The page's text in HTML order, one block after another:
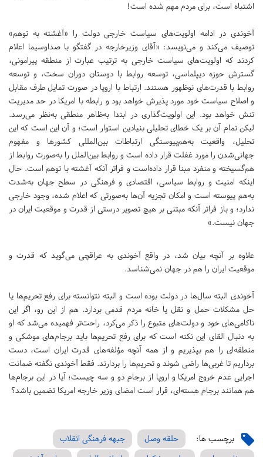
اشتباه است، برای مردم مهم شده است!
آخوندی در ادامه اولویت‌های سیاست خارجی دولت را «آغشته به توهم»
توصیف می‌کند و می‌نویسد: «آقای وزیرخارجه در گفتگو با صداوسیما اعلام
کردند که اولویت‌های سیاست خارجی به ترتیب عبارت از منطقه پیرامونی،
گسترش حوزه دیپلماسی، توسعه روابط با دوستان دوران سخت، و توسعه
روابط با قدرت‌های نوظهور هستند. ارتباط با اروپا در صورت تمایل طرف مقابل
و اصلاح سیاست خود مورد پذیرش خواهد بود و رابطه با امریکا در حد مدیریت
تنش خواهد بود. این اولویت‌گذاری در ابتدا به‌ظاهر منطقی به‌نظر می‌رسد.
لیکن تمام آن بر یک خطای تحلیلی بنیادین استوار است؛ و آن این است که این
تحلیل، واقعیت به‌هم‌پیوستگی ارتباطات بین‌المللی کشور‌ها و مفهوم
جهانی‌شدن را مورد غفلت قرار داده است و روابط بین‌الملل را به‌صورت روابط از
هم‌گسیخته و منفرد مبنا قرار داده‌است و فراتر آنکه آغشته با توهم است. حال
اینکه امنیت و روابط سیاسی، اقتصادی و فرهنگی در سطح جهان به‌شدت
به‌هم پیوسته است و امکان تجزیه آن‌ها به‌صورتی که اعلام شده، وجود خارجی
ندارد؛ و باز فراتر آنکه مبتنی بر هیچ تصویر درستی از قدرت و موقعیت ایران در
جهان نیست.»
علاوه بر آنچه بیان شد، در واقع آخوندی به عراقچی می‌گوید که قدرت و
موقعیت ایران را هم در جهان نمی‌شناسد.
آخوندی البته سال‌ها در دولت بوده است و البته نتوانسته برای رفع تحریم‌ها یا
حل مشکلات حمل و نقل یا خانه مردم قدمی بردارد. هم از این رو، اگر این
ناکامی‌های خود و دولت‌های متبوع را ذکر می‌کرد، راحت‌تر فهمیده می‌شد که او
به دنبال القای این نکته است که برای رفع تحریم‌ها باید برجام‌های موشکی و
منطقه‌ای را هم بپذیریم و از همه آنچه مؤلفه‌های قدرت ایران است، دست
برداریم تا غربی‌ها راضی شوند و تحریم‌ها را بردارند. فقط آخوندی نگفته ضمانت
اجرایی عدم خروج امریکا و اروپا از برجام دو و سه چیست؛ آیا در این برجام‌ها
هم همانند برجام هسته‌ای، قرار است امضای وزیر خارجه امریکا تضمین باشد؟
برچسب ها: حلقه وصل
جبهه فرهنگی انقلاب